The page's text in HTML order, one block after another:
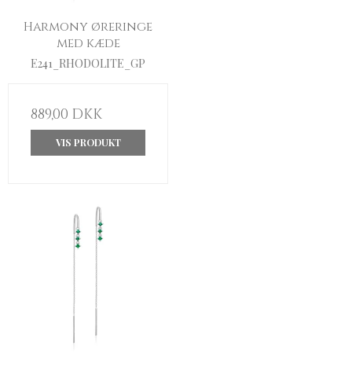
Harmony øreringe
med kæde
E241_RHODOLITE_GP
889,00 DKK
VIS PRODUKT